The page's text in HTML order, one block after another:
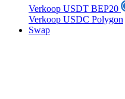
Verkoop USDT BEP20
Verkoop USDC Polygon
Swap